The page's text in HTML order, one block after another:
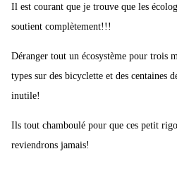
Il est courant que je trouve que les
soutient complètement!!!
Déranger tout un écosystème pour trois
types sur des bicyclette et des centaines
inutile!
Ils tout chamboulé pour que ces petit
reviendrons jamais!